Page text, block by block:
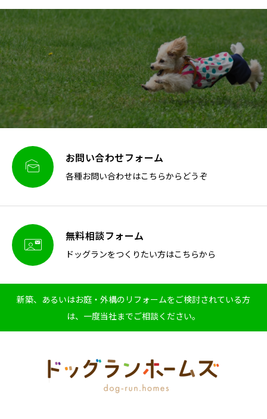
 お問い合わせフォーム
各種お問い合わせはこちらからどうぞ
 無料相談フォーム
ドッグランをつくりたい方はこちらから
新築、あるいはお庭・外構のリフォームをご検討されている方
は、一度当社までご相談ください。